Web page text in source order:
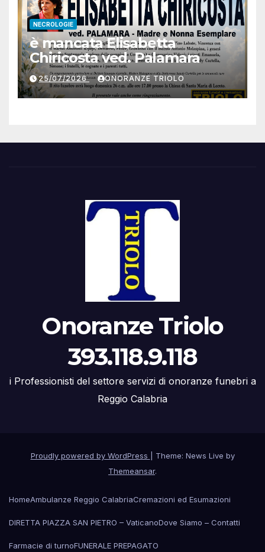
NECROLOGIE
è mancata Elisabetta
Chiricosta ved. Palamara
25/07/2026 ONORANZE TRIOLO
Onoranze Triolo
393.118.9.118
i Professionisti del settore servizi di onoranze funebri a
Reggio Calabria
Proudly powered by WordPress
Theme: News Live by
Themeansar.
HomeAmbulanze Reggio CalabriaCremazioni ed Esumazioni
DIRETTA PIAZZA SAN PIETRO – VaticanoDove Siamo – Contatti
Farmacie di turnoFUNERALE PREPAGATO